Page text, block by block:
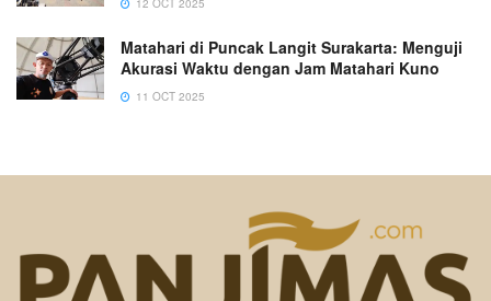
12 OCT 2025
Matahari di Puncak Langit Surakarta: Menguji
Akurasi Waktu dengan Jam Matahari Kuno
11 OCT 2025